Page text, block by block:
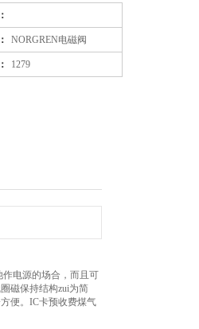
NORGREN电磁阀
1279
电源的场合，而且可
磁保持结构zui为简
便。IC卡预收费煤气